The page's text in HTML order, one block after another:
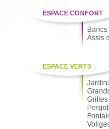
ESPACE CONFORT
Bancs
Assis
ESPACE VERTS
Grilles